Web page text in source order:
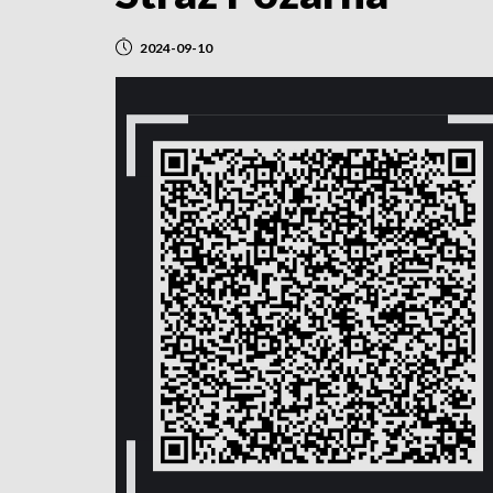
2024-09-10